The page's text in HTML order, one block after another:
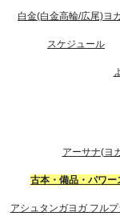
白金(白金高輪/広尾)ヨ
スケジュール
アーサナ(ヨ
古本・備品・パワー
アシュタンガヨガ フル